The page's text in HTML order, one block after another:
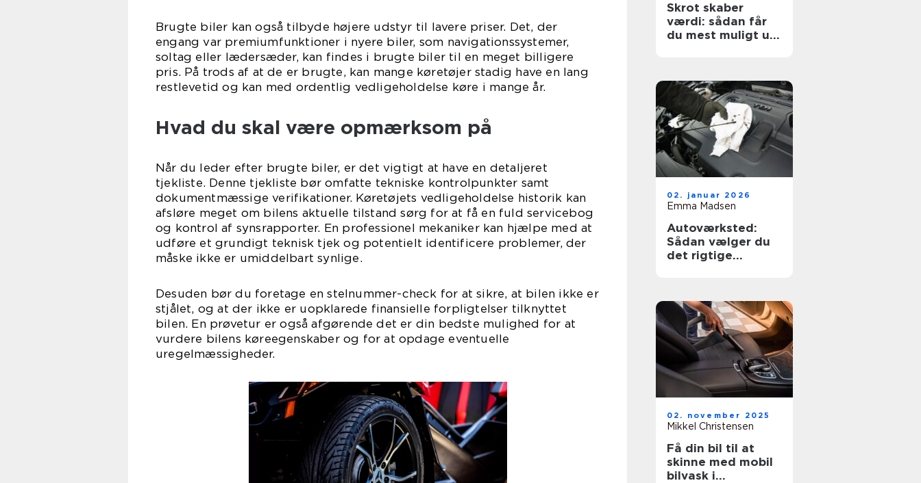
Brugte biler kan også tilbyde højere udstyr til lavere priser. Det, der
engang var premiumfunktioner i nyere biler, som navigationssystemer,
soltag eller lædersæder, kan findes i brugte biler til en meget billigere
pris. På trods af at de er brugte, kan mange køretøjer stadig have en lang
restlevetid og kan med ordentlig vedligeholdelse køre i mange år.
Hvad du skal være opmærksom på
Når du leder efter brugte biler, er det vigtigt at have en detaljeret
tjekliste. Denne tjekliste bør omfatte tekniske kontrolpunkter samt
dokumentmæssige verifikationer. Køretøjets vedligeholdelse historik kan
afsløre meget om bilens aktuelle tilstand sørg for at få en fuld servicebog
og kontrol af synsrapporter. En professionel mekaniker kan hjælpe med at
udføre et grundigt teknisk tjek og potentielt identificere problemer, der
måske ikke er umiddelbart synlige.
Desuden bør du foretage en stelnummer-check for at sikre, at bilen ikke er
stjålet, og at der ikke er uopklarede finansielle forpligtelser tilknyttet
bilen. En prøvetur er også afgørende det er din bedste mulighed for at
vurdere bilens køreegenskaber og for at opdage eventuelle
uregelmæssigheder.
Skrot skaber
værdi: sådan får
du mest muligt ud
02. januar 2026
Emma Madsen
Autoværksted:
Sådan vælger du
det rigtige
02. november 2025
Mikkel Christensen
Få din bil til at
skinne med mobil
bilvask i